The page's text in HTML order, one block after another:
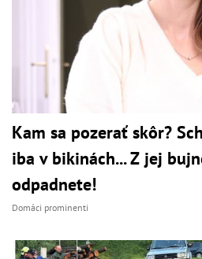
Kam sa pozerať skôr?
iba v bikinách... Z jej
odpadnete!
Domáci prominenti